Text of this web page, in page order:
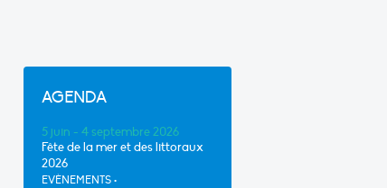
AGENDA
5 juin - 4 septembre 2026
Fête de la mer et des littoraux
2026
EVÈNEMENTS •